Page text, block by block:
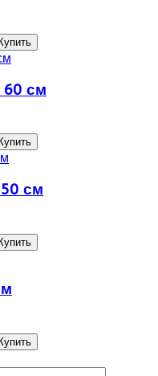
60 см
см